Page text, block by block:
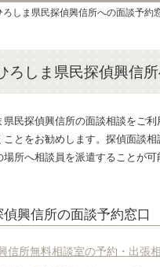
ろしま県民探偵興信
県民探偵興信所の面談相談をご
ことをお勧めします。探偵面談
場所へ相談員を派遣することが
偵興信所の面談予約窓口
信所無料相談室の予約・出張
ろしま県民探偵興信所への面談予約